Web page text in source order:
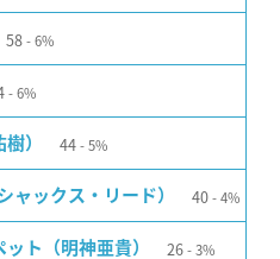
58 6%
6%
） 44 5%
ャックス・リード） 40 4%
ト（明神亜貴） 26 3%